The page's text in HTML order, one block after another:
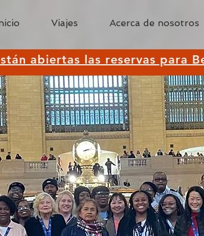
Viajes Acerca de nosotros
abiertas las reservas para